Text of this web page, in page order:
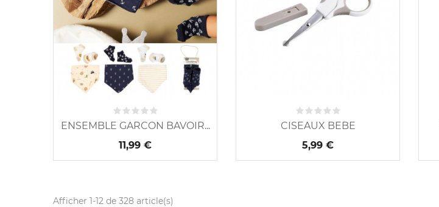
ENSEMBLE GARCON BAVOIR...
11,99 €
CISEAUX BEBE
5,99 €
Afficher 1-12 de 328 article(s)